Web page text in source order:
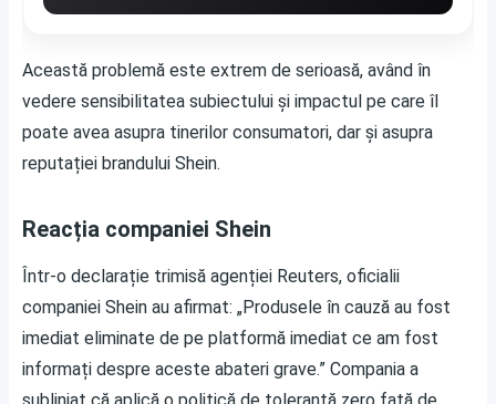
Această problemă este extrem de serioasă, având în
vedere sensibilitatea subiectului și impactul pe care îl
poate avea asupra tinerilor consumatori, dar și asupra
reputației brandului Shein.
Reacția companiei Shein
Într-o declarație trimisă agenției Reuters, oficialii
companiei Shein au afirmat: „Produsele în cauză au fost
imediat eliminate de pe platformă imediat ce am fost
informați despre aceste abateri grave.” Compania a
subliniat că aplică o politică de toleranță zero față de